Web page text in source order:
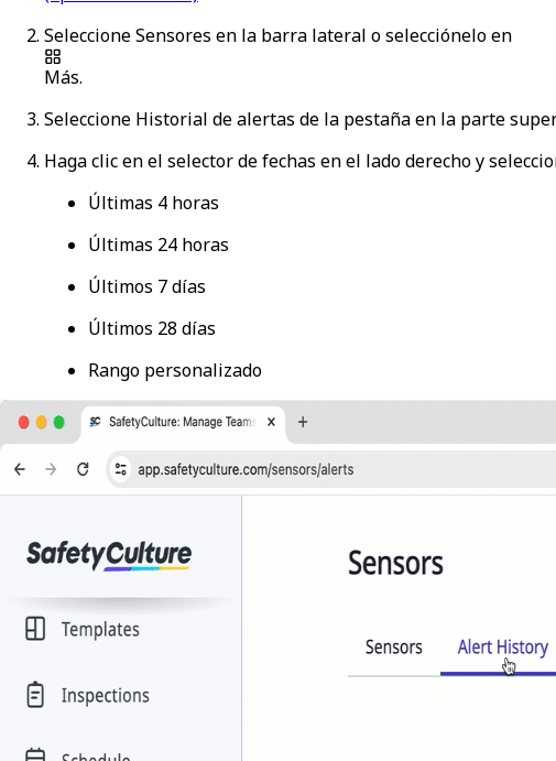
SeleccioneSensores en la barra lateral o selecciónelo en
Más.
Seleccione Historial de alertas de la pestaña en la parte
Haga clic en el selector de fechas en el lado derecho y
Últimas 4 horas
Últimas 24 horas
Últimos 7 días
Últimos 28 días
Rango personalizado